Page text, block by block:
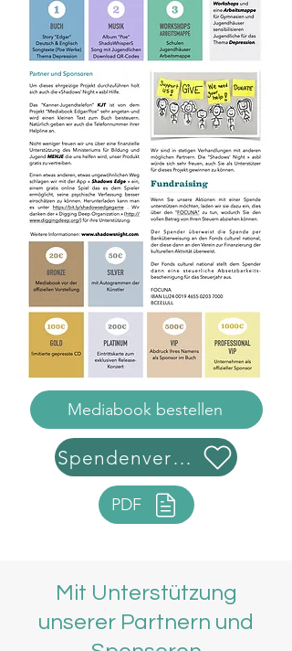
Mediabook bestellen
Spendenversprechen
PDF
Mit Unterstützung
unserer Partnern und